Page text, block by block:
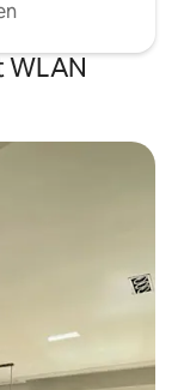
WLAN